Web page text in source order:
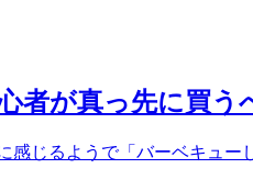
者が真っ先に買う
じるようで「バーベキュー